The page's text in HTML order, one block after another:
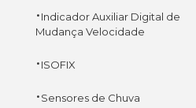
·Indicador Auxiliar Digital de
Mudança Velocidade
·ISOFIX
·Sensores de Chuva